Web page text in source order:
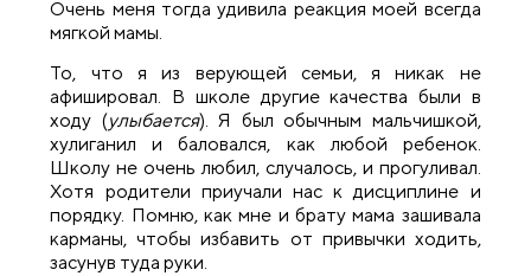
Очень меня тогда удивила реакция моей всегда
мягкой мамы.
То, что я из верующей семьи, я никак не
афишировал. В школе другие качества были в
ходу (улыбается). Я был обычным мальчишкой,
хулиганил и баловался, как любой ребенок.
Школу не очень любил, случалось, и прогуливал.
Хотя родители приучали нас к дисциплине и
порядку. Помню, как мне и брату мама зашивала
карманы, чтобы избавить от привычки ходить,
засунув туда руки.